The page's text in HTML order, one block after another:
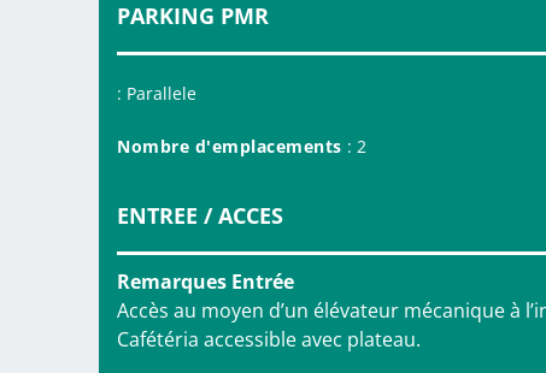
PARKING PMR
: Parallele
Nombre d'emplacements : 2
ENTREE / ACCES
Remarques Entrée
Accès au moyen d’un élévateur mécanique à
Cafétéria accessible avec plateau.